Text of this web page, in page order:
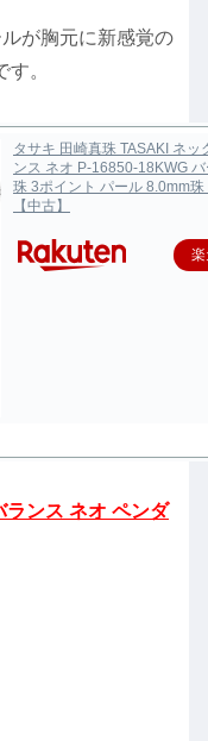
が胸元に新感覚の
。
タサキ 田崎真珠 TASAKI ネッ
ンス ネオ P-16850-18KWG
珠 3ポイント パール 8.0mm珠
【中古】
ランス ネオ ペンダ